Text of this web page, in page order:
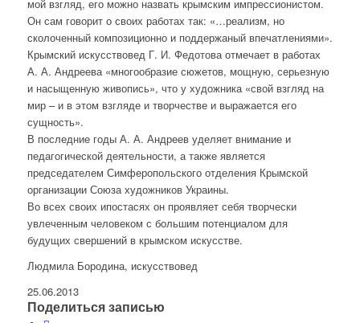
мой взгляд, его можно назвать крымским импрессионистом.
Он сам говорит о своих работах так: «…реализм, но
сколоченный композиционно и поддержаный впечатлениями».
Крымский искусствовед Г. И. Федотова отмечает в работах
А. А. Андреева «многообразие сюжетов, мощную, серьезную
и насыщенную живопись», что у художника «свой взгляд на
мир – и в этом взгляде и творчестве и выражается его
сущность».
В последние годы А. А. Андреев уделяет внимание и
педагогической деятельности, а также является
председателем Симферопольского отделения Крымской
организации Союза художников Украины.
Во всех своих ипостасях он проявляет себя творчески
увлеченным человеком с большим потенциалом для
будущих свершений в крымском искусстве.
Людмила Бородина, искусствовед
25.06.2013
Поделиться записью